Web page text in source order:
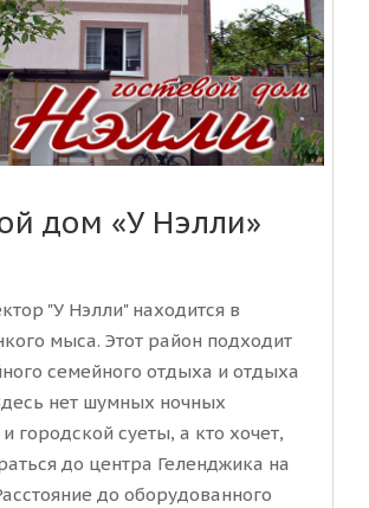
дом «У Нэлли»
"У Нэлли" находится в
мыса. Этот район подходит
семейного отдыха и отдыха
нет шумных ночных
городской суеты, а кто хочет,
до центра Геленджика на
до оборудованного